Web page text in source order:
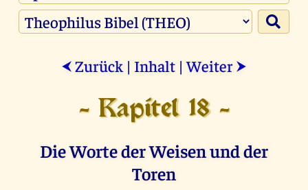
⮜ Zurück | Inhalt |Weiter ⮞
- Kapitel 18 -
Die Worte der Weisen und der
Toren